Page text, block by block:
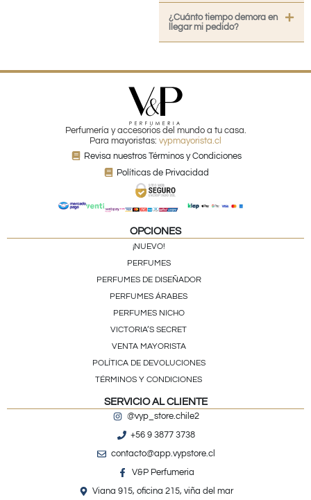
¿Cuánto tiempo demora en
llegar mi pedido?
Perfumería y accesorios del mundo a tu casa.
Para mayoristas: vypmayorista.cl
Revisa nuestros Términos y Condiciones
Políticas de Privacidad
OPCIONES
¡NUEVO!
PERFUMES
PERFUMES DE DISEÑADOR
PERFUMES ÁRABES
PERFUMES NICHO
VICTORIA’S SECRET
VENTA MAYORISTA
POLÍTICA DE DEVOLUCIONES
TÉRMINOS Y CONDICIONES
SERVICIO AL CLIENTE
@vyp_store.chile2
+56 9 3877 3738
contacto@app.vypstore.cl
V&P Perfumeria
Viana 915, oficina 215, viña del mar